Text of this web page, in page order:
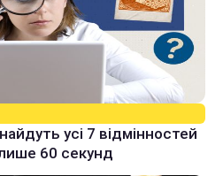
усі 7 відмінностей
60 секунд